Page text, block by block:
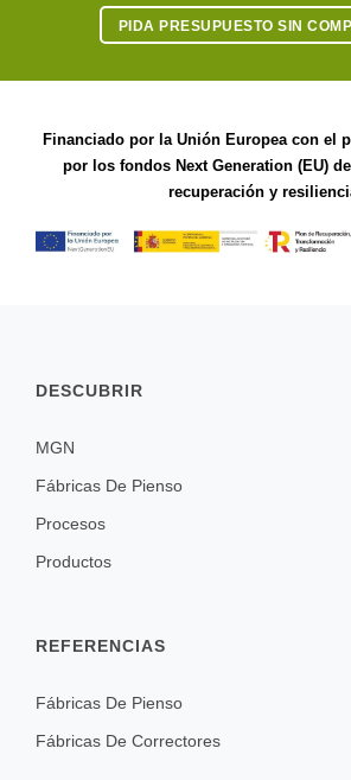
PIDA PRESUPUESTO SIN
Financiado por la Unión Europea con el
por los fondos Next Generation (EU)
recuperación y
DESCUBRIR
MGN
Fábricas De Pienso
Procesos
Productos
REFERENCIAS
Fábricas De Pienso
Fábricas De Correctores